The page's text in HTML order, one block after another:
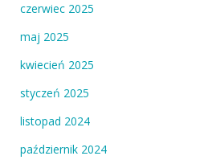
czerwiec 2025
maj 2025
kwiecień 2025
styczeń 2025
listopad 2024
październik 2024